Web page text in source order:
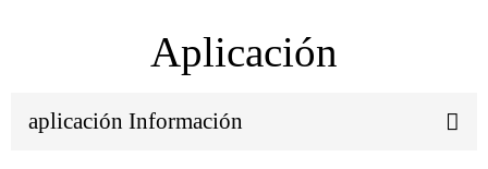
Aplicación
aplicación Información